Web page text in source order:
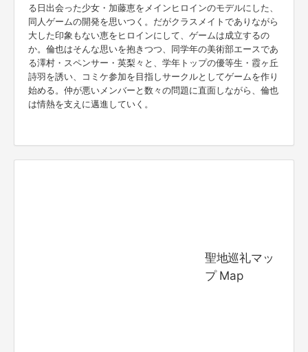
る日出会った少女・加藤恵をメインヒロインのモデルにした、
同人ゲームの開発を思いつく。だがクラスメイトでありながら
大した印象もない恵をヒロインにして、ゲームは成立するの
か。倫也はそんな思いを抱きつつ、同学年の美術部エースであ
る澤村・スペンサー・英梨々と、学年トップの優等生・霞ヶ丘
詩羽を誘い、コミケ参加を目指しサークルとしてゲームを作り
始める。仲が悪いメンバーと数々の問題に直面しながら、倫也
は情熱を支えに邁進していく。
聖地巡礼マッ
プ Map